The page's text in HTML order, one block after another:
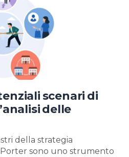
scenari di
delle
della strategia
sono uno strumento